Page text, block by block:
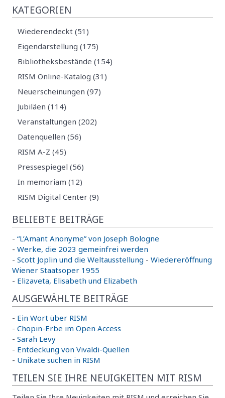
KATEGORIEN
Wiederendeckt (51)
Eigendarstellung (175)
Bibliotheksbestände (154)
RISM Online-Katalog (31)
Neuerscheinungen (97)
Jubiläen (114)
Veranstaltungen (202)
Datenquellen (56)
RISM A-Z (45)
Pressespiegel (56)
In memoriam (12)
RISM Digital Center (9)
BELIEBTE BEITRÄGE
- “L’Amant Anonyme” von Joseph Bologne
- Werke, die 2023 gemeinfrei werden
- Scott Joplin und die Weltausstellung - Wiedereröffnung
Wiener Staatsoper 1955
- Elizaveta, Elisabeth und Elizabeth
AUSGEWÄHLTE BEITRÄGE
- Ein Wort über RISM
- Chopin-Erbe im Open Access
- Sarah Levy
- Entdeckung von Vivaldi-Quellen
- Unikate suchen in RISM
TEILEN SIE IHRE NEUIGKEITEN MIT RISM